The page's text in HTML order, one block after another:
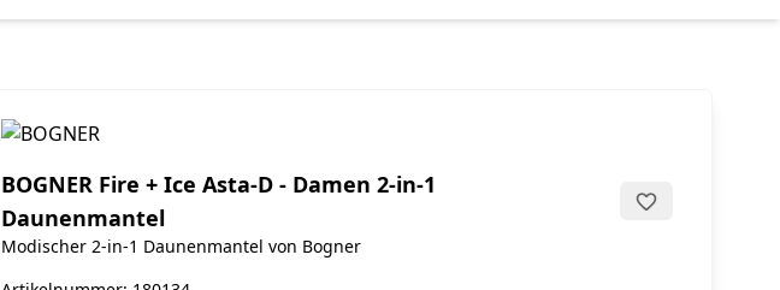
BOGNER Fire + Ice Asta-D - Damen 2-in-1
Daunenmantel
Modischer 2-in-1 Daunenmantel von Bogner